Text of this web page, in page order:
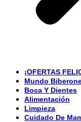
¡OFERTAS
Mundo
Boca Y Dientes
Alimentación
Limpieza
Cuidado De